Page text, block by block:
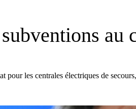
au
les centrales électriques de